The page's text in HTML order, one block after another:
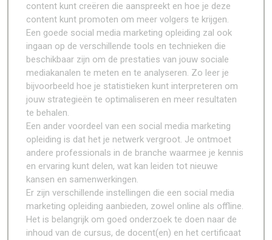
content kunt creëren die aanspreekt en hoe je deze
content kunt promoten om meer volgers te krijgen.
Een goede social media marketing opleiding zal ook
ingaan op de verschillende tools en technieken die
beschikbaar zijn om de prestaties van jouw sociale
mediakanalen te meten en te analyseren. Zo leer je
bijvoorbeeld hoe je statistieken kunt interpreteren om
jouw strategieën te optimaliseren en meer resultaten
te behalen.
Een ander voordeel van een social media marketing
opleiding is dat het je netwerk vergroot. Je ontmoet
andere professionals in de branche waarmee je kennis
en ervaring kunt delen, wat kan leiden tot nieuwe
kansen en samenwerkingen.
Er zijn verschillende instellingen die een social media
marketing opleiding aanbieden, zowel online als offline.
Het is belangrijk om goed onderzoek te doen naar de
inhoud van de cursus, de docent(en) en het certificaat